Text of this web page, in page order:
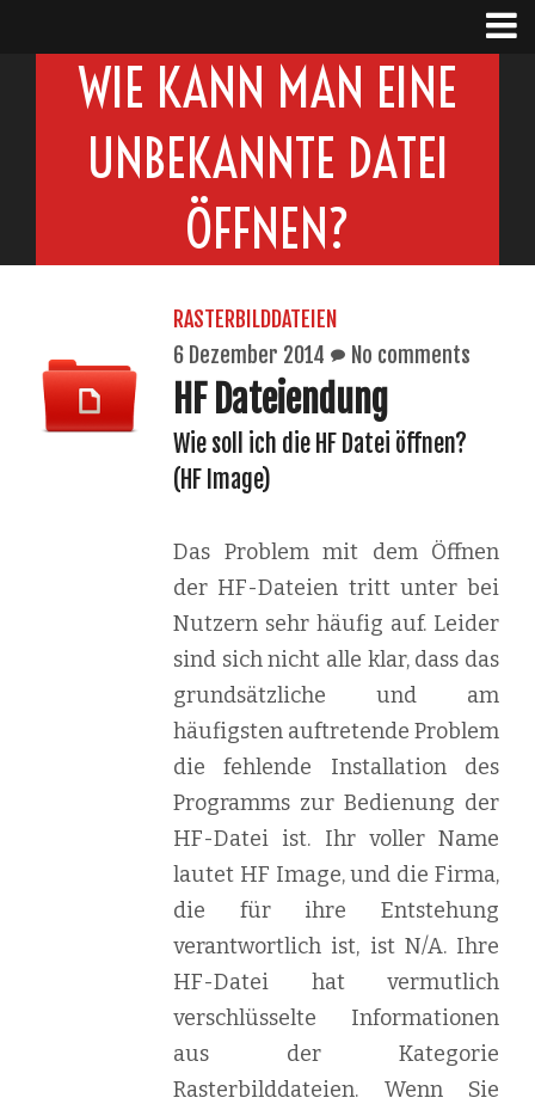
WIE KANN MAN EINE
UNBEKANNTE DATEI
ÖFFNEN?
RASTERBILDDATEIEN
6 Dezember 2014
No comments
HF Dateiendung
Wie soll ich die HF Datei öffnen?
(HF Image)
Das Problem mit dem Öffnen
der HF-Dateien tritt unter bei
Nutzern sehr häufig auf. Leider
sind sich nicht alle klar, dass das
grundsätzliche und am
häufigsten auftretende Problem
die fehlende Installation des
Programms zur Bedienung der
HF-Datei ist. Ihr voller Name
lautet HF Image, und die Firma,
die für ihre Entstehung
verantwortlich ist, ist N/A. Ihre
HF-Datei hat vermutlich
verschlüsselte Informationen
aus der Kategorie
Rasterbilddateien. Wenn Sie